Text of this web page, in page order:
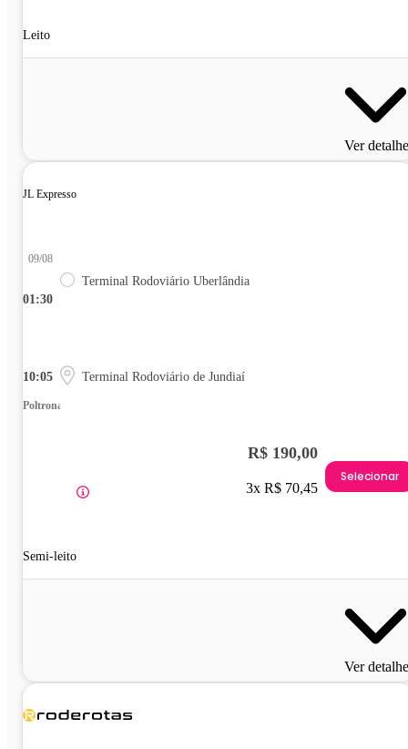
Leito
Ver
JL Expresso
01:30
09/08
Terminal Rodoviário Uberlândia
10:05 Terminal Rodoviário de Jundiaí
Poltrona
Semi-leito
R$ 190,00
3x R$ 70,45
Selecionar
Ver